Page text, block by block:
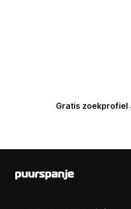
Gratis zoekprofiel